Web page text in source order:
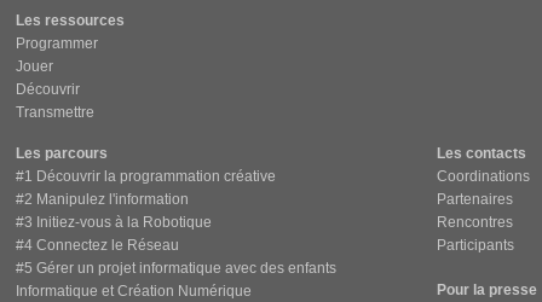
Les ressources
Programmer
Jouer
Découvrir
Transmettre
Les parcours
#1 Découvrir la programmation créative
#2 Manipulez l'information
#3 Initiez-vous à la Robotique
#4 Connectez le Réseau
#5 Gérer un projet informatique avec des enfants
Informatique et Création Numérique
Les contacts
Coordinations
Partenaires
Rencontres
Participants
Pour la presse